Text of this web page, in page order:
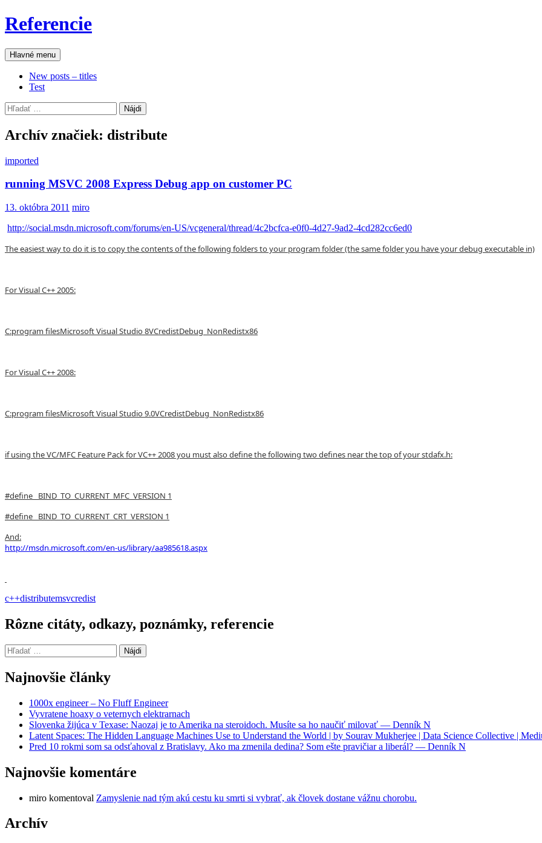
Preskočiť
na
Referencie
Hľadať
Hlavné menu
New posts – titles
Test
Hľadať:
Archív značiek: distribute
imported
running MSVC 2008 Express Debug app on customer PC
13. októbra 2011 miro
http://social.msdn.microsoft.com/forums/en-US/vcgeneral/thread/4c2bcfca-e0f0-4d27-9ad2-4cd282cc6ed0
The easiest way to do it is to copy the contents of the following folders to your program folder (the same folder you have your debug executable in)
For Visual C++ 2005:
C:program filesMicrosoft Visual Studio 8VCredistDebug_NonRedistx86
For Visual C++ 2008:
C:program filesMicrosoft Visual Studio 9.0VCredistDebug_NonRedistx86
if using the VC/MFC Feature Pack for VC++ 2008 you must also define the following two defines near the top of your stdafx.h:
#define _BIND_TO_CURRENT_MFC_VERSION 1
#define _BIND_TO_CURRENT_CRT_VERSION 1
And:
http://msdn.microsoft.com/en-us/library/aa985618.aspx
c++distributemsvcredist
Rôzne citáty, odkazy, poznámky, referencie
Hľadať:
Najnovšie články
1000x engineer – No Fluff Engineer
Vyvratene hoaxy o veternych elektrarnach
Slovenka žijúca v Texase: Naozaj je to Amerika na steroidoch. Musíte sa ho naučiť milovať — Denník N
Latent Spaces: The Hidden Language Machines Use to Understand the World | by Sourav Mukherjee | Data Science Collective |
Pred 10 rokmi som sa odsťahoval z Bratislavy. Ako ma zmenila dedina? Som ešte pravičiar a liberál? — Denník N
Najnovšie komentáre
miro komentoval Zamyslenie nad tým akú cestu ku smrti si vybrať, ak človek dostane vážnu chorobu.
Archív